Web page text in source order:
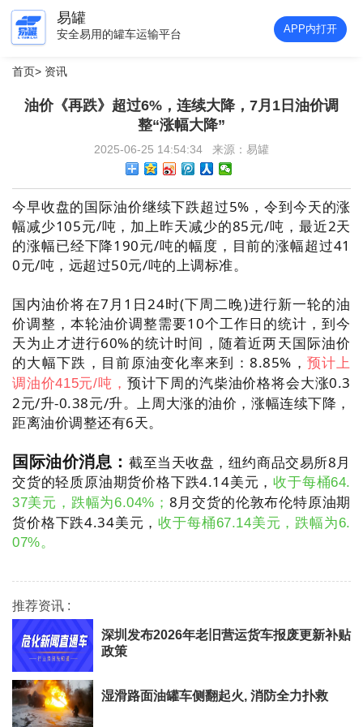
首页> 资讯
油价《再跌》超过6%，连续大降，7月1日油价调
整“涨幅大降”
2025-06-25 14:54:34 来源：易罐
今早收盘的国际油价继续下跌超过5%，令到今天的涨
幅减少105元/吨，加上昨天减少的85元/吨，最近2天
的涨幅已经下降190元/吨的幅度，目前的涨幅超过41
0元/吨，远超过50元/吨的上调标准。
国内油价将在7月1日24时(下周二晚)进行新一轮的油
价调整，本轮油价调整需要10个工作日的统计，到今
天为止才进行60%的统计时间，随着近两天国际油价
的大幅下跌，目前原油变化率来到：8.85%， 预计上
调油价415元/吨， 预计下周的汽柴油价格将会大涨0.3
2元/升-0.38元/升。上周大涨的油价，涨幅连续下降，
距离油价调整还有6天。
国际油价消息： 截至当天收盘，纽约商品交易所8月
交货的轻质原油期货价格下跌4.14美元，收于每桶64.
37美元，跌幅为6.04%； 8月交货的伦敦布伦特原油期
货价格下跌4.34美元，收于每桶67.14美元，跌幅为6.
07%。
推荐资讯 :
深圳发布2026年老旧营运货车报废更新补贴
政策
湿滑路面油罐车侧翻起火, 消防全力扑救
易罐
安全易用的罐车运输平台 APP内打开